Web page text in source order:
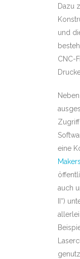
Dazu
und
CNC-
eine
auch
II“)